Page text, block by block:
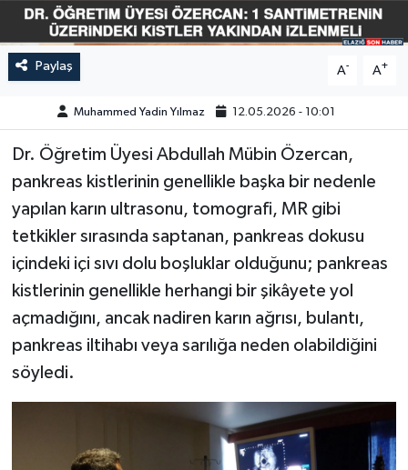
Paylaş A- A+
Muhammed Yadin Yılmaz 12.05.2026 - 10:01
Dr. Öğretim Üyesi Abdullah Mübin Özercan,
pankreas kistlerinin genellikle başka bir nedenle
yapılan karın ultrasonu, tomografi, MR gibi
tetkikler sırasında saptanan, pankreas dokusu
içindeki içi sıvı dolu boşluklar olduğunu; pankreas
kistlerinin genellikle herhangi bir şikâyete yol
açmadığını, ancak nadiren karın ağrısı, bulantı,
pankreas iltihabı veya sarılığa neden olabildiğini
söyledi.
MAGAZİN
MEDYA
ÖZEL HABER
POLİTİKA
SİYASET
SPOR
TEKNOLOJİ
YAŞAM